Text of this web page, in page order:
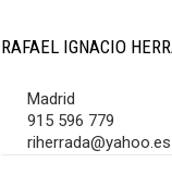
RAFAEL IGNACIO
Madrid
915 596 779
riherrada@yahoo.es